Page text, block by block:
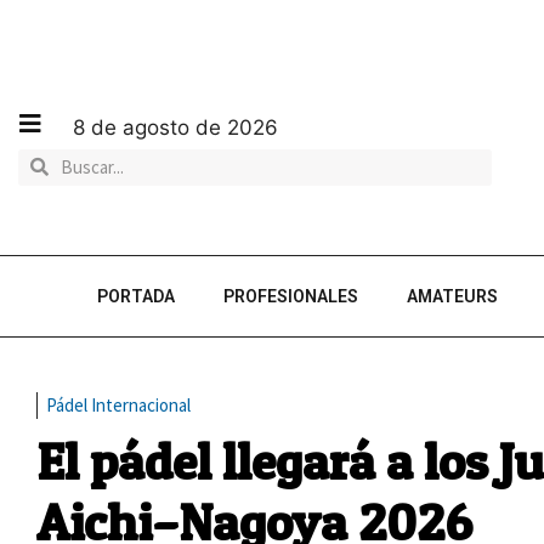
8 de agosto de 2026
PORTADA PROFESIONALES AMATEURS
Pádel Internacional
El pádel llegará a los
Aichi–Nagoya 2026